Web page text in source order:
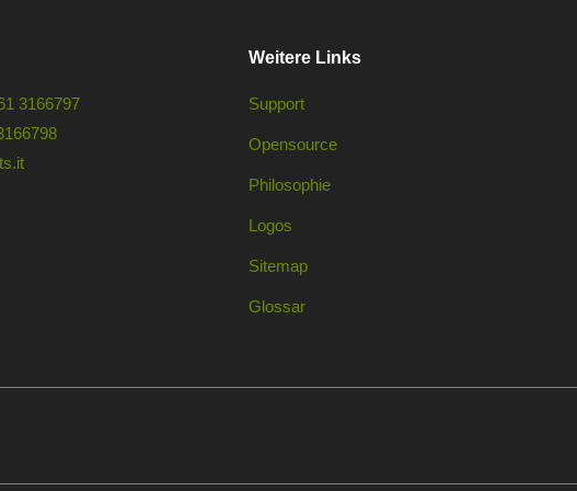
3166797
Weitere Links
Support
Opensource
Philosophie
Logos
Sitemap
Glossar